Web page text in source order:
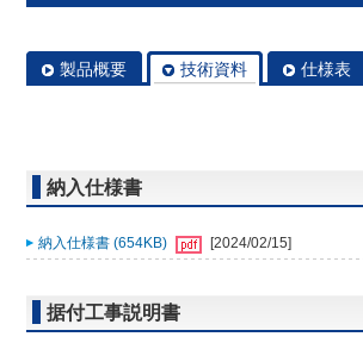
製品概要 技術資料 仕様表
納入仕様書
納入仕様書 (654KB) [2024/02/15]
据付工事説明書